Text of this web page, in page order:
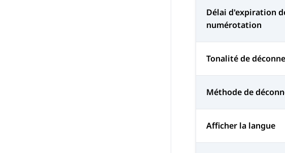
Délai d'expiration
numérotation
Tonalité de
Méthode de
Afficher la langue